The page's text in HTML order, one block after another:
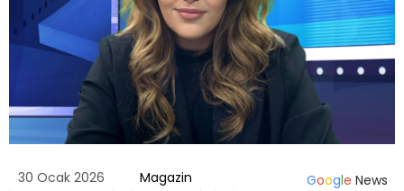
30 Ocak 2026 Magazin Google News